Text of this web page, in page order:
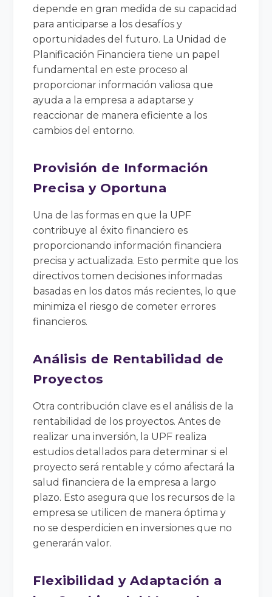
depende en gran medida de su capacidad
para anticiparse a los desafíos y
oportunidades del futuro. La Unidad de
Planificación Financiera tiene un papel
fundamental en este proceso al
proporcionar información valiosa que
ayuda a la empresa a adaptarse y
reaccionar de manera eficiente a los
cambios del entorno.
Provisión de Información
Precisa y Oportuna
Una de las formas en que la UPF
contribuye al éxito financiero es
proporcionando información financiera
precisa y actualizada. Esto permite que los
directivos tomen decisiones informadas
basadas en los datos más recientes, lo que
minimiza el riesgo de cometer errores
financieros.
Análisis de Rentabilidad de
Proyectos
Otra contribución clave es el análisis de la
rentabilidad de los proyectos. Antes de
realizar una inversión, la UPF realiza
estudios detallados para determinar si el
proyecto será rentable y cómo afectará la
salud financiera de la empresa a largo
plazo. Esto asegura que los recursos de la
empresa se utilicen de manera óptima y
no se desperdicien en inversiones que no
generarán valor.
Flexibilidad y Adaptación a